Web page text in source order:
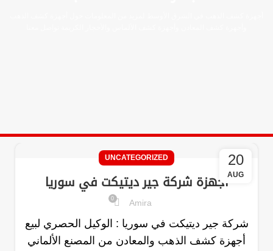
20
AUG
UNCATEGORIZED
اجهزة شركة جير ديتيكت في سوريا
Amira
0
شركة جير ديتيكت في سوريا : الوكيل الحصري لبيع
أجهزة كشف الذهب والمعادن من المصنع الألماني